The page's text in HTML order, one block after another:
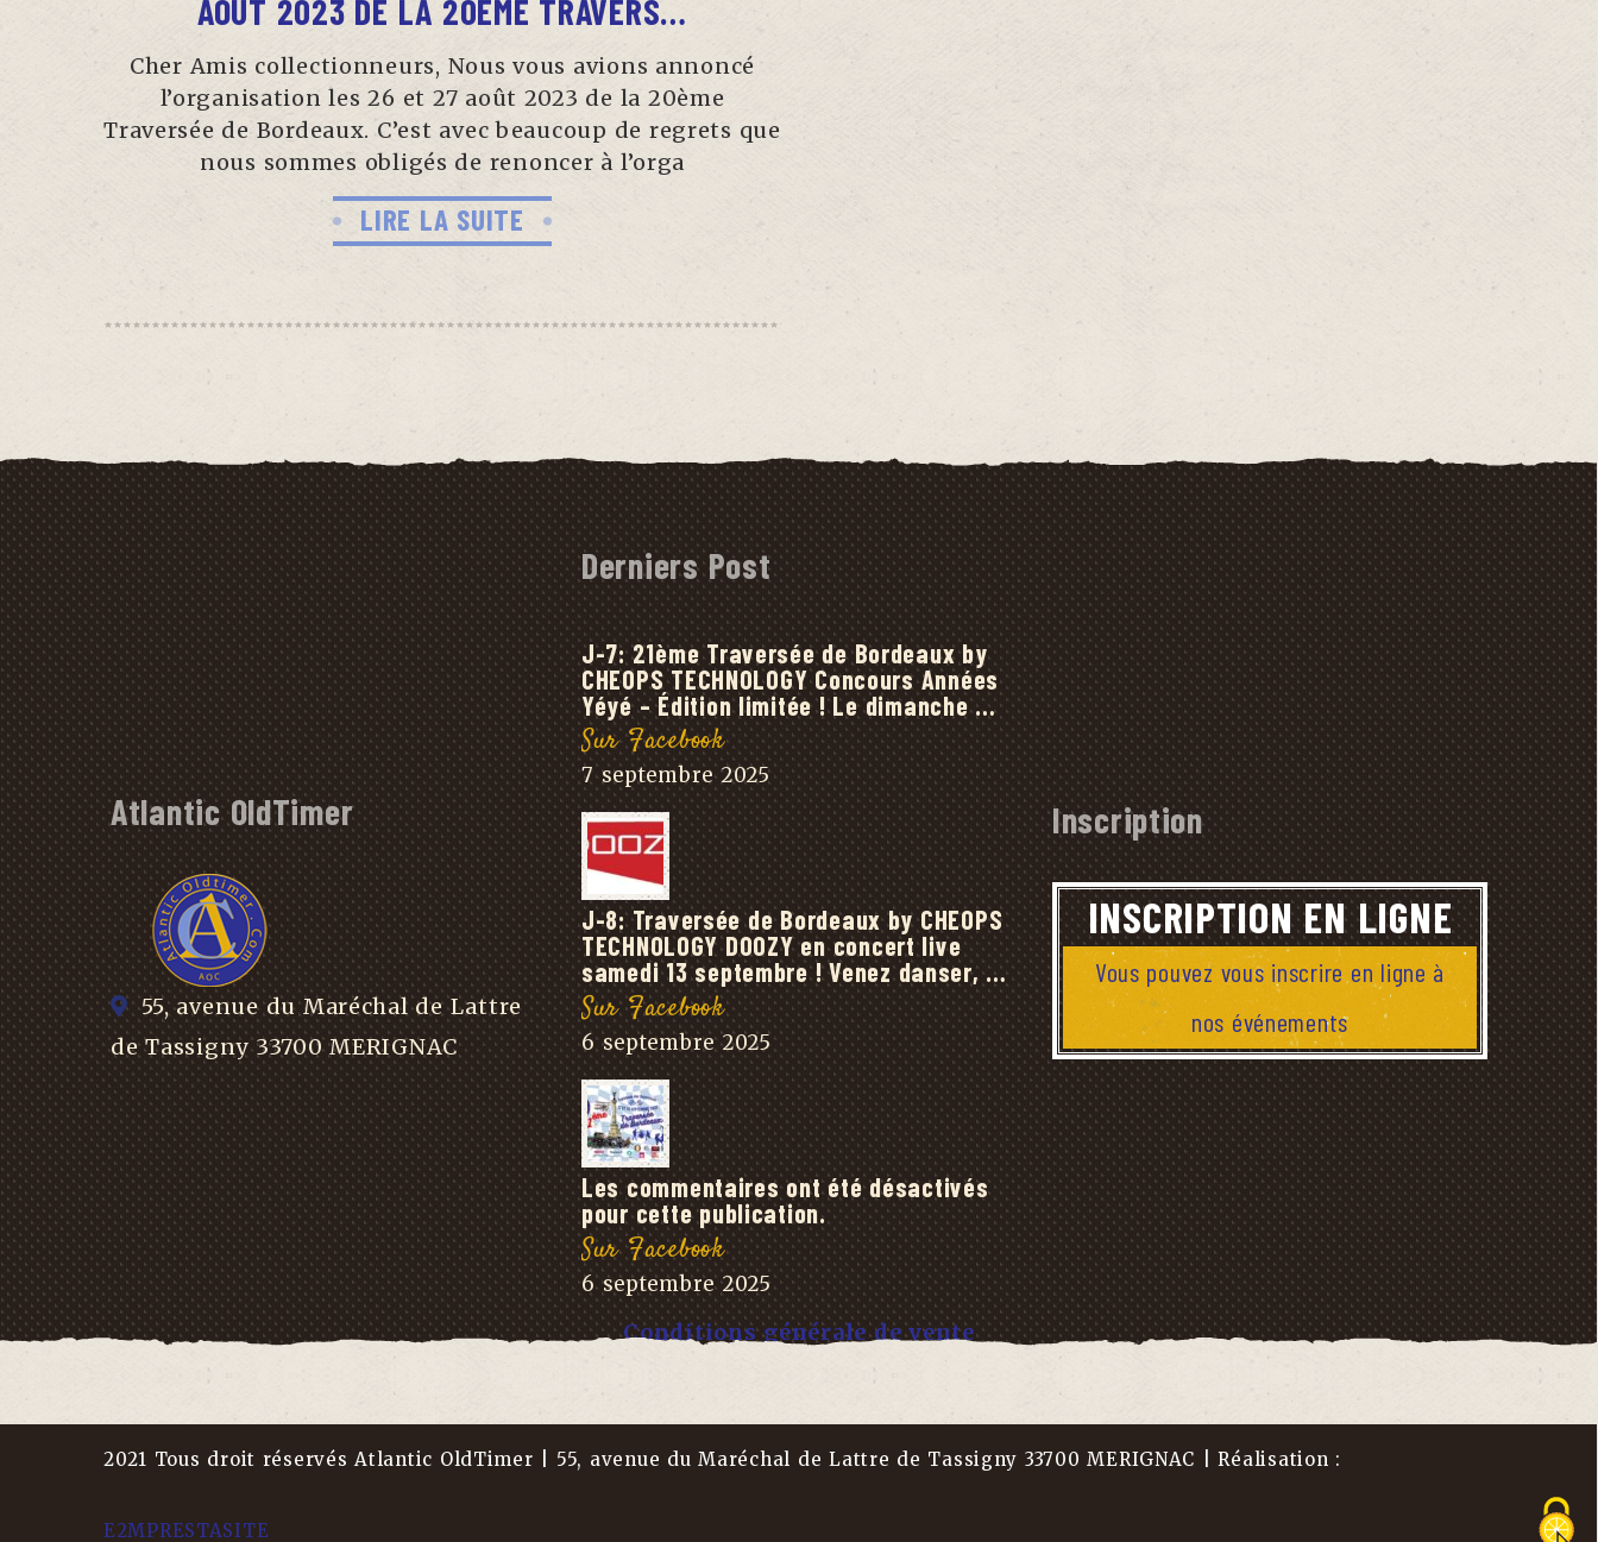
AOÛT 2023 DE LA 20ÈME TRAVERS…
Cher Amis collectionneurs, Nous vous avions annoncé
l’organisation les 26 et 27 août 2023 de la 20ème
Traversée de Bordeaux. C’est avec beaucoup de regrets que
nous sommes obligés de renoncer à l’orga
LIRE LA SUITE
Atlantic OldTimer
55, avenue du Maréchal de Lattre
de Tassigny 33700 MERIGNAC
Derniers Post
J-7: 21ème Traversée de Bordeaux by
CHEOPS TECHNOLOGY Concours Années
Yéyé – Édition limitée ! Le dimanche …
Sur Facebook
7 septembre 2025
J-8: Traversée de Bordeaux by CHEOPS
TECHNOLOGY DOOZY en concert live
samedi 13 septembre ! Venez danser, …
Sur Facebook
6 septembre 2025
Les commentaires ont été désactivés
pour cette publication.
Sur Facebook
6 septembre 2025
Inscription
INSCRIPTION EN LIGNE
Vous pouvez vous inscrire en ligne à
nos événements
Conditions générale de vente
2021 Tous droit réservés Atlantic OldTimer | 55, avenue du Maréchal de Lattre de Tassigny 33700 MERIGNAC | Réalisation :
E2MPRESTASITE